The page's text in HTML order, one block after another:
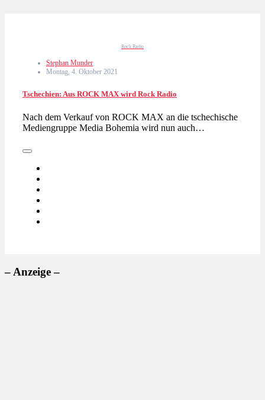
Rock Radio
Stephan Munder
Montag, 4. Oktober 2021
Tschechien: Aus ROCK MAX wird Rock Radio
Nach dem Verkauf von ROCK MAX an die tschechische
Mediengruppe Media Bohemia wird nun auch…
– Anzeige –